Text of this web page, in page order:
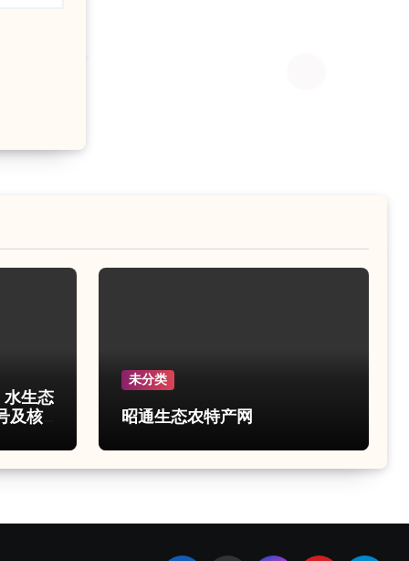
生态
及核
未分类
昭通生态农特产网